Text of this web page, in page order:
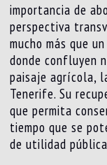
importancia de
perspectiva
mucho más que
donde confluyen
paisaje agrícola,
Tenerife. Su
que permita
tiempo que se
de utilidad